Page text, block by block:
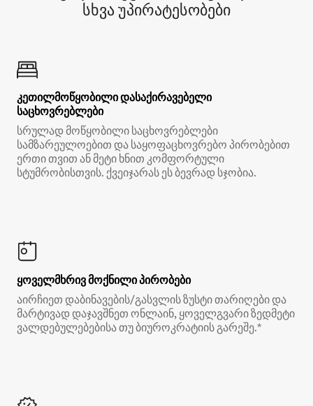
სხვა უპირატესობები
კეთილმოწყობილი დასაქირავებელი
საცხოვრებლები
სრულად მოწყობილი საცხოვრებლები
სამზარეულოებით და საყოფაცხოვრებო პირობებით
ერთი თვით ან მეტი ხნით კომფორტული
სტუმრობისთვის. ქვეიჯარას ეს ბევრად სჯობია.
ყოველმხრივ მოქნილი პირობები
აირჩიეთ დაბინავების/გასვლის ზუსტი თარიღები და
მარტივად დაჯავშნეთ ონლაინ, ყოველგვარი ზედმეტი
ვალდებულებებისა თუ ბიუროკრატიის გარეშე.*